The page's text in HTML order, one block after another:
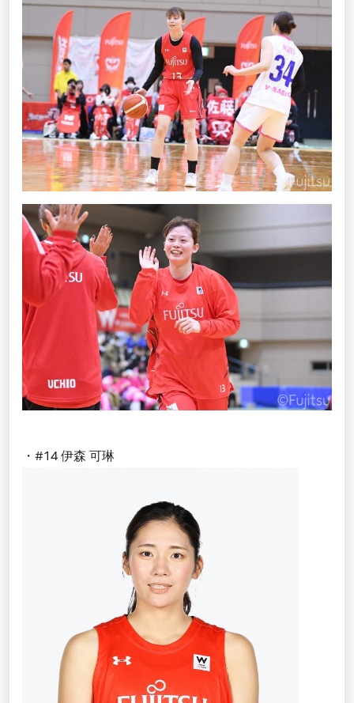
・#14 伊森 可琳